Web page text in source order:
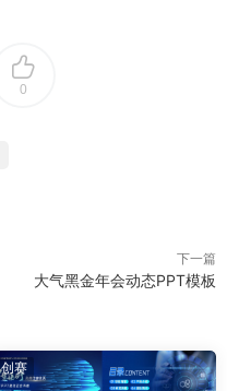
0
下一篇
大气黑金年会动态PPT模板
创赛